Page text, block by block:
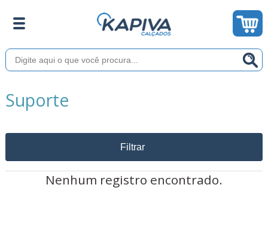
Suporte
Filtrar
Nenhum registro encontrado.